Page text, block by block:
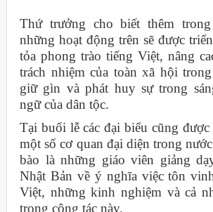
Thứ trưởng cho biết thêm
những hoạt động trên sẽ được
tỏa phong trào tiếng Việt, nâng
trách nhiệm của toàn xã hội
giữ gìn và phát huy sự trong
ngữ của dân tộc.
Tại buổi lễ các đại biểu cũng được
một số cơ quan đại diện trong
bào là những giáo viên giảng
Nhật Bản về ý nghĩa việc tôn
Việt, những kinh nghiệm và cả
trong công tác này.